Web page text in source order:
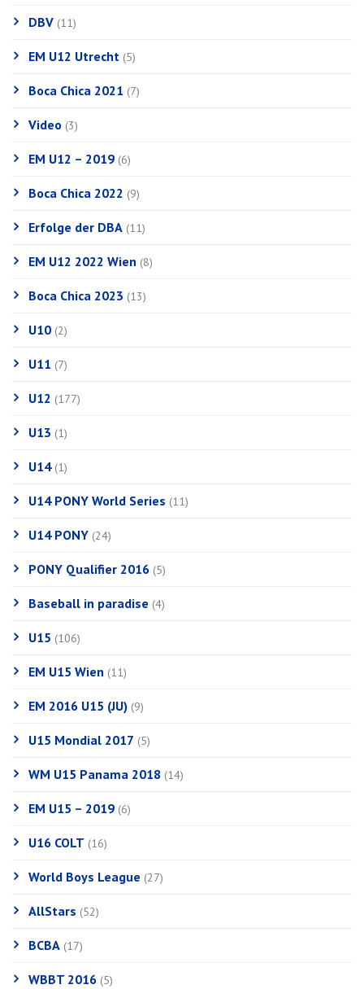
DBV (11)
EM U12 Utrecht (5)
Boca Chica 2021 (7)
Video (3)
EM U12 – 2019 (6)
Boca Chica 2022 (9)
Erfolge der DBA (11)
EM U12 2022 Wien (8)
Boca Chica 2023 (13)
U10 (2)
U11 (7)
U12 (177)
U13 (1)
U14(1)
U14 PONY World Series (11)
U14 PONY (24)
PONY Qualifier 2016 (5)
Baseball in paradise (4)
U15 (106)
EM U15 Wien (11)
EM 2016 U15 (JU) (9)
U15 Mondial 2017 (5)
WM U15 Panama 2018 (14)
EM U15 – 2019 (6)
U16 COLT (16)
World Boys League (27)
AllStars (52)
BCBA (17)
WBBT 2016 (5)